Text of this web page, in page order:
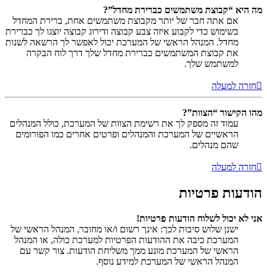
מה היא “קבוצת משתמשים כברירת מחדל”?
אם אתה חבר של יותר מקבוצת משתמשים אחת, ברירת המחדל
בשימוש כדי לקבוע איזה צבע קבוצה ודירוג קבוצה יוצגו לך כברירת
מחדל. המנהל הראשי של המערכת יכול לאפשר לך הרשאה לשנות
את קבוצת המשתמשים כברירת מחדל שלך דרך לוח הבקרה
למשתמש שלך.
חזרה למעלה
מהו הקישור “הצוות”?
עמוד זה מספק לך את רשימת הצוות של המערכת, כולל המנהלים
הראשיים של המערכת והמנהלים ופרטים אחרים כמו הפורומים
שהם מנהלים.
חזרה למעלה
הודעות פרטיות
אני לא יכול לשלוח הודעות פרטיות!
ישנן שלוש סיבות לכך: אינך רשום ו/או מחובר, המנהל הראשי של
המערכת כיבה את ההודעות הפרטיות למערכת כולה, או המנהל
הראשי של המערכת מונע ממך משליחת הודעות. צור קשר עם
המנהל הראשי של המערכת למידע נוסף.